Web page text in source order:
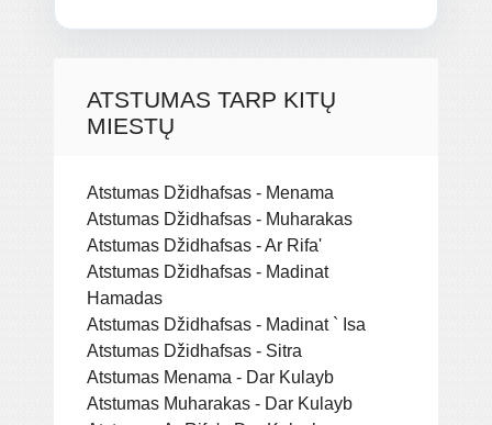
ATSTUMAS TARP KITŲ
MIESTŲ
Atstumas Džidhafsas - Menama
Atstumas Džidhafsas - Muharakas
Atstumas Džidhafsas - Ar Rifa'
Atstumas Džidhafsas - Madinat
Hamadas
Atstumas Džidhafsas - Madinat ` Isa
Atstumas Džidhafsas - Sitra
Atstumas Menama - Dar Kulayb
Atstumas Muharakas - Dar Kulayb